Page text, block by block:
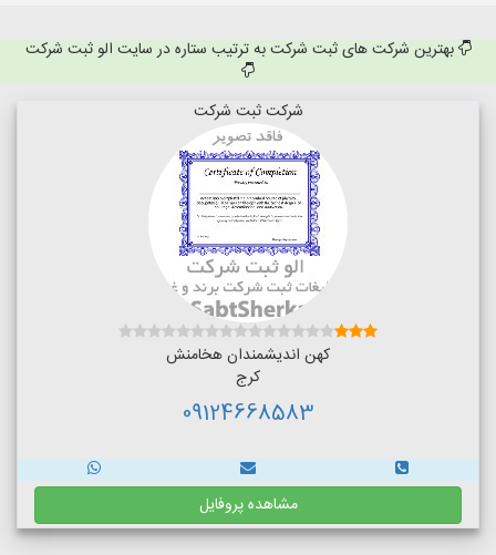
بهترین شرکت های ثبت شرکت به ترتیب ستاره در سایت الو ثبت شرکت
شرکت ثبت شرکت
کهن اندیشمندان هخامنش
کرج
09124668583
مشاهده پروفایل